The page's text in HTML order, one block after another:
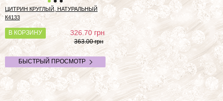
ЦИТРИН КРУГЛЫЙ, НАТУРАЛЬНЫЙ
К4133
В КОРЗИНУ 326.70грн
363.00 грн
БЫСТРЫЙ ПРОСМОТР